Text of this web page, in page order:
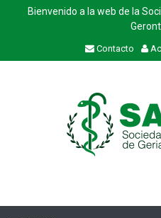
Bienvenido a la web de la
Contacto